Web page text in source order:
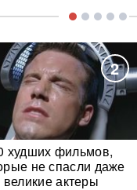
2
худших фильмов,
не спасли даже
великие актеры